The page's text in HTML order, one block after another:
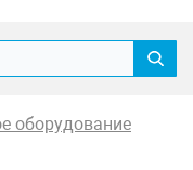
оборудование